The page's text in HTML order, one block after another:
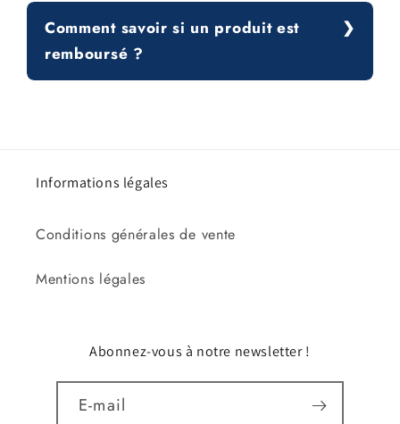
Comment savoir si un produit est
remboursé ?
Informations légales
Conditions générales de vente
Mentions légales
Abonnez-vous à notre newsletter !
E-mail